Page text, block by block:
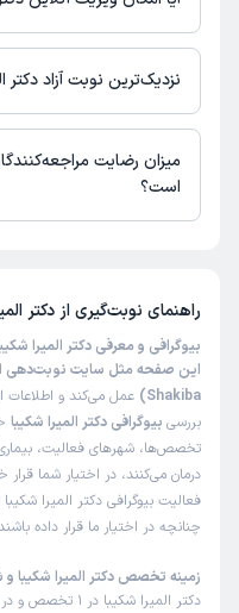
در حال حاضر اطلاعاتی درباره
دسترس نیست. برای دریافت
نزدیک‌ترین نوبت آزاد
دکتر المیرا شکیبا از روز سه‌شنبه 20 مرداد 1405 بیمار جدید می‌پذیرند.
میزان رضایت
است؟
راهنمای نوبت‌گیری از دکتر
بیوگرافی و معرفی دکتر المیرا
Shakiba)
عمل می‌کند و اطلاعات
بررسی بیوگرافی دکتر المیرا شکیبا
تخصص‌ها، شهرهای فعالیت،
درمان می‌کنند، در اختیار شما
فعالیت بیوگرافی دکتر المیرا
چنانچه در اختیار ما قرار داده
زمینه تخصص دکتر المیرا شکیبا
دکتر المیرا شکیبا در 1 تخصص و در 1 شهر فعالیت دارند: